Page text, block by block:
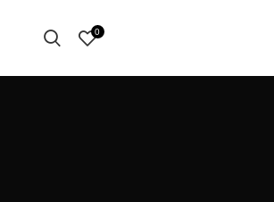
0